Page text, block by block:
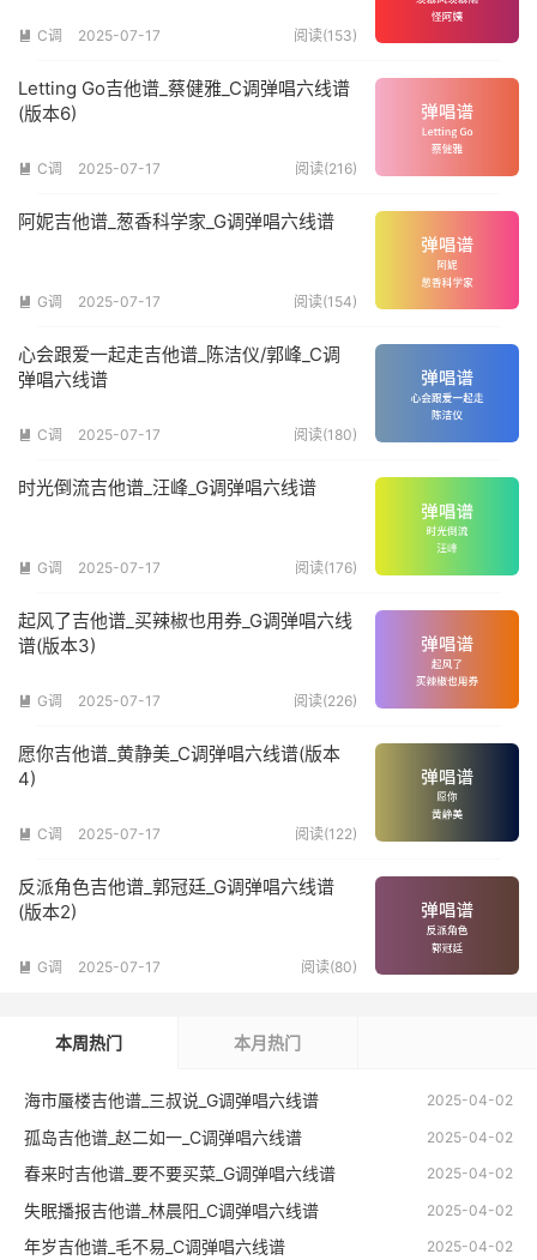
 C调 2025-07-17 阅读(153)
Letting Go吉他谱_蔡健雅_C调弹唱六线谱
(版本6)
 C调 2025-07-17 阅读(216)
阿妮吉他谱_葱香科学家_G调弹唱六线谱
 G调 2025-07-17 阅读(154)
心会跟爱一起走吉他谱_陈洁仪/郭峰_C调
弹唱六线谱
 C调 2025-07-17 阅读(180)
时光倒流吉他谱_汪峰_G调弹唱六线谱
 G调 2025-07-17 阅读(176)
起风了吉他谱_买辣椒也用券_G调弹唱六线
谱(版本3)
 G调 2025-07-17 阅读(226)
愿你吉他谱_黄静美_C调弹唱六线谱(版本
4)
 C调 2025-07-17 阅读(122)
反派角色吉他谱_郭冠廷_G调弹唱六线谱
(版本2)
 G调 2025-07-17 阅读(80)
本周热门 本月热门
2025-04-02
海市蜃楼吉他谱_三叔说_G调弹唱六线谱
2025-04-02
孤岛吉他谱_赵二如一_C调弹唱六线谱
2025-04-02
春来时吉他谱_要不要买菜_G调弹唱六线谱
2025-04-02
失眠播报吉他谱_林晨阳_C调弹唱六线谱
2025-04-02
年岁吉他谱_毛不易_C调弹唱六线谱